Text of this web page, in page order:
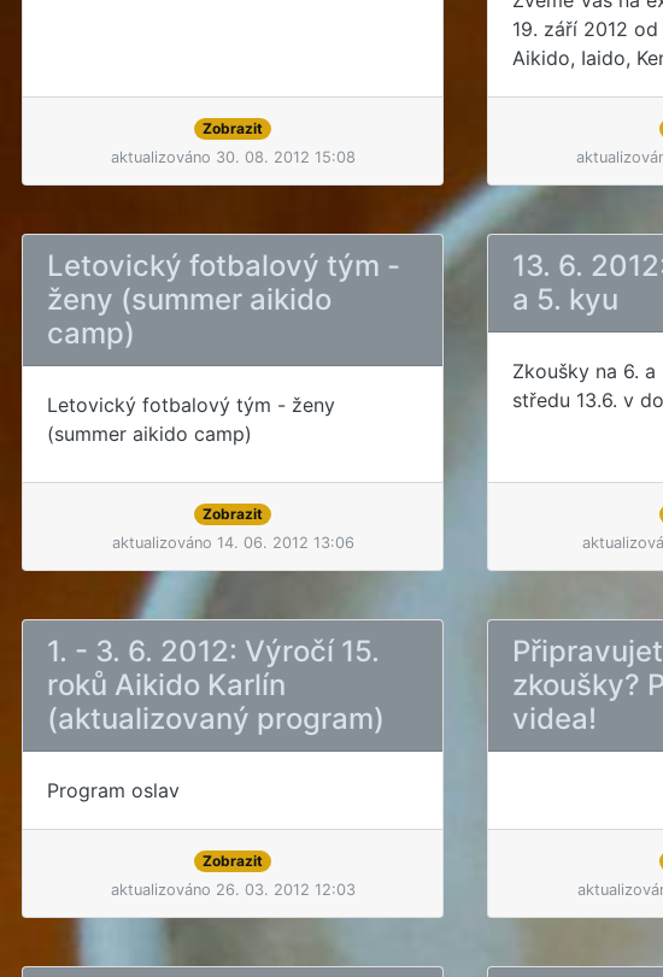
Zobrazit
aktualizováno 30. 08. 2012 15:08
19. září 2012
Aikido, Iaido,
Letovický fotbalový tým -
ženy (summer aikido
camp)
Letovický fotbalový tým - ženy
(summer aikido camp)
Zobrazit
aktualizováno 14. 06. 2012 13:06
13. 6.
a 5. kyu
Zkoušky na 6.
středu 13.6. v
1. - 3. 6. 2012: Výročí 15.
roků Aikido Karlín
(aktualizovaný program)
Program oslav
Zobrazit
aktualizováno 26. 03. 2012 12:03
zkoušky?
videa!